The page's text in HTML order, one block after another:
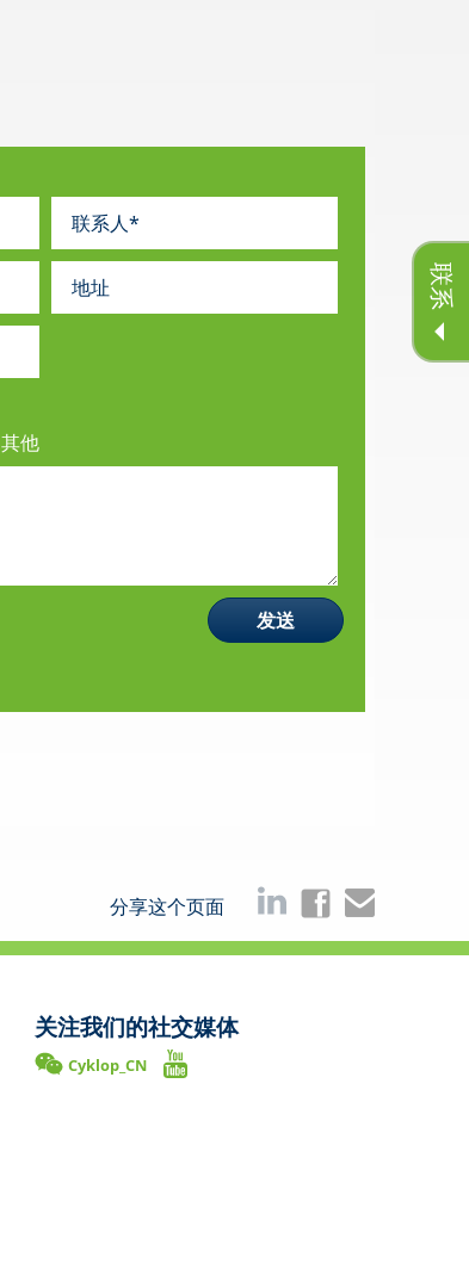
联系
其他
分享这个页面
关注我们的社交媒体
Cyklop_CN